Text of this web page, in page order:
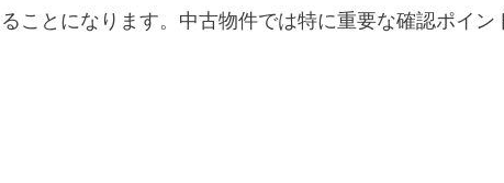
ことになります。中古物件では特に重要な確認ポイン